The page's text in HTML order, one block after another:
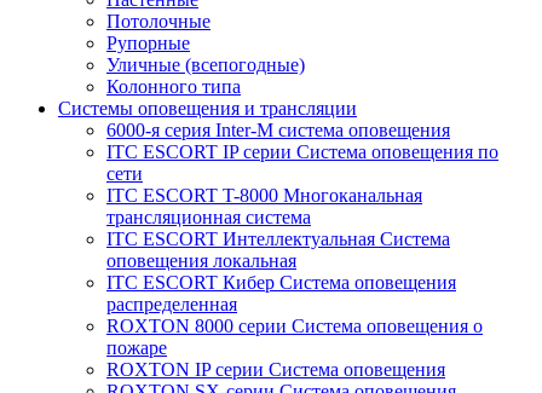
Потолочные
Рупорные
Уличные (всепогодные)
Колонного типа
Системы оповещения и трансляции
6000-я серия Inter-M система оповещения
ITC ESCORT IP серии Система оповещения по
сети
ITC ESCORT T-8000 Многоканальная
трансляционная система
ITC ESCORT Интеллектуальная Система
оповещения локальная
ITC ESCORT Кибер Система оповещения
распределенная
ROXTON 8000 серии Система оповещения о
пожаре
ROXTON IP серии Система оповещения